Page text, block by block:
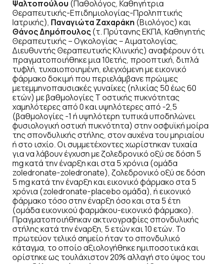
Ψαλτοπούλου (Παθολόγος, Καθηγήτρια
Θεραπευτικής-Επιδημιολογίας-Προληπτικής
Ιατρικής), Παναγιώτα Ζαχαράκη (Βιολόγος) και
Θάνος Δημόπουλος(τ. Πρύτανης ΕΚΠΑ, Καθηγητής
Θεραπευτικής – Ογκολογίας – Αιματολογίας,
Διευθυντής Θεραπευτικής Κλινικής) αναφέρουν ότι
πραγματοποιήθηκε μια 10ετής, προοπτική, διπλά
τυφλή, τυχαιοποιημένη, ελεγχόμενη με εικονικό
φάρμακο δοκιμή που περιελάμβανε πρώιμες
μετεμμηνοπαυσιακές γυναίκες (ηλικίας 50 έως 60
ετών) με βαθμολογίες T οστικής πυκνότητας
χαμηλότερες από 0 και υψηλότερες από -2,5
(βαθμολογίες -1 ή υψηλότερη τυπικά υποδηλώνει
φυσιολογική οστική πυκνότητα) στην οσφυϊκή μοίρα
της σπονδυλικής στήλης, στον αυχένα του μηριαίου
ή στο ισχίο. Οι συμμετέχοντες χωρίστηκαν τυχαία
για να λάβουν έγχυση με ζολεδρονικό οξύ σε δόση 5
mg κατά την έναρξη και στα 5 χρόνια (ομάδα
zoledronate-zoledronate), ζολεδρονικό οξύ σε δόση
5 mg κατά την έναρξη και εικονικό φάρμακο στα 5
χρόνια (zoledronate-placebo ομάδα), ή εικονικό
φάρμακο τόσο στην έναρξη όσο και στα 5 έτη
(ομάδα εικονικού φαρμάκου-εικονικό φάρμακο).
Πραγματοποιήθηκαν ακτινογραφίες σπονδυλικής
στήλης κατά την έναρξη, 5 ετών και 10 ετών. Το
πρωτεύον τελικό σημείο ήταν το σπονδυλικό
κάταγμα, το οποίο αξιολογήθηκε ημιποσοτικά και
ορίστηκε ως τουλάχιστον 20% αλλαγή στο ύψος του